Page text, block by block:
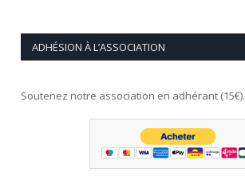
ADHÉSION À L’ASSOCIATION
Soutenez notre association en adhérant (15€).